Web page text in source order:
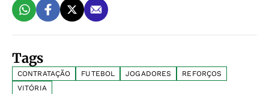
Tags
CONTRATAÇÃO FUTEBOL JOGADORES
REFORÇOS
VITÓRIA